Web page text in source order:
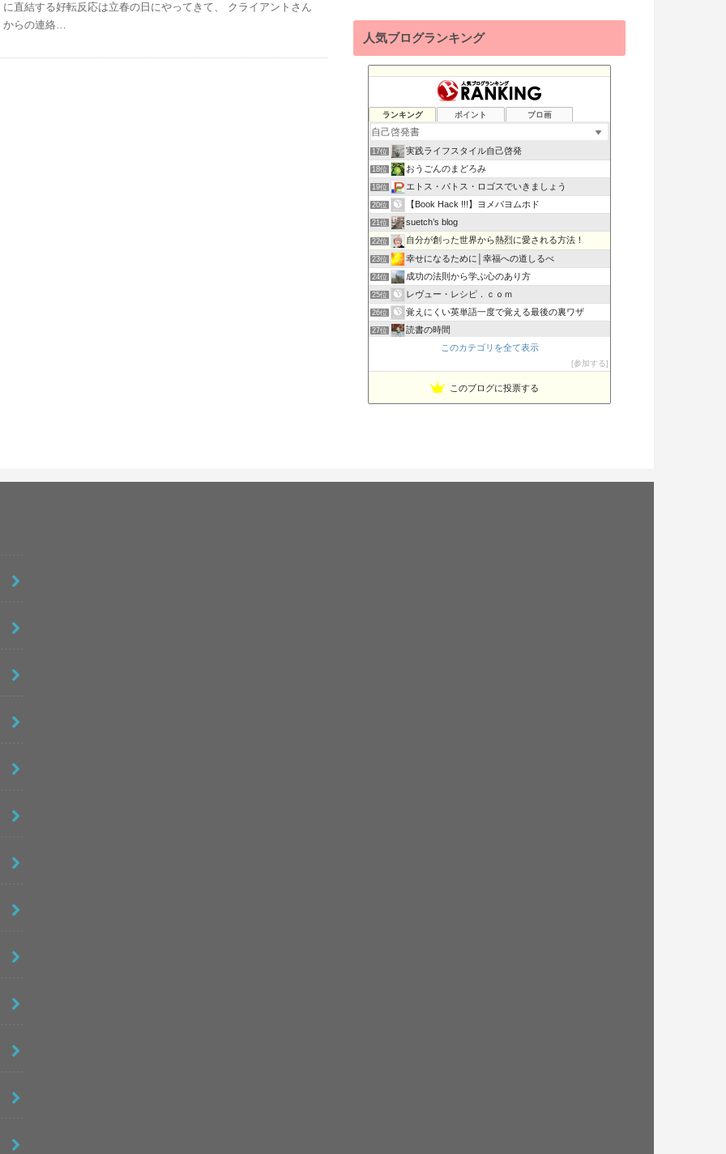
に直結する好転反応は立春の日にやってきて、 クライアントさん
からの連絡…
人気ブログランキング
ランキング ポイント ブロ画
15位 書評 ビジネスマンが好きそうな本を偉そうに語る…
16位 こんな日本が嫌い
17位 実践ライフスタイル自己啓発
18位 おうごんのまどろみ
19位 エトス・パトス・ロゴスでいきましょう
20位 【Book Hack !!!】ヨメバヨムホド
21位 suetch’s blog
22位 自分が創った世界から熱烈に愛される方法！
23位 幸せになるために│幸福への道しるべ
24位 成功の法則から学ぶ心のあり方
25位 レヴュー・レシピ．ｃｏｍ
26位 覚えにくい英単語一度で覚える最後の裏ワザ
27位 読書の時間
稼げる考え方
借金5000万円 崖っぷち社長の返済&スピリチュアル探訪記
このカテゴリを全て表示
参加する
このブログに投票する